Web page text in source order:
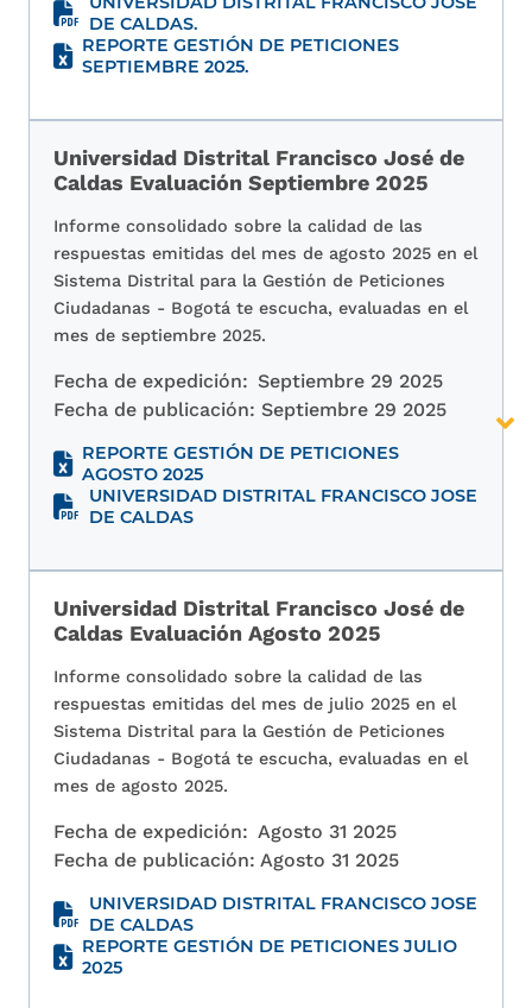
DE CALDAS.
REPORTE GESTIÓN DE PETICIONES
SEPTIEMBRE 2025.
Universidad Distrital Francisco José de
Caldas Evaluación Septiembre 2025
Informe consolidado sobre la calidad de las
respuestas emitidas del mes de agosto 2025 en el
Sistema Distrital para la Gestión de Peticiones
Ciudadanas - Bogotá te escucha, evaluadas en el
mes de septiembre 2025.
Fecha de expedición: Septiembre 29 2025
Fecha de publicación: Septiembre 29 2025
REPORTE GESTIÓN DE PETICIONES
AGOSTO 2025
UNIVERSIDAD DISTRITAL FRANCISCO JOSE
DE CALDAS
Universidad Distrital Francisco José de
Caldas Evaluación Agosto 2025
Informe consolidado sobre la calidad de las
respuestas emitidas del mes de julio 2025 en el
Sistema Distrital para la Gestión de Peticiones
Ciudadanas - Bogotá te escucha, evaluadas en el
mes de agosto 2025.
Fecha de expedición: Agosto 31 2025
Fecha de publicación: Agosto 31 2025
UNIVERSIDAD DISTRITAL FRANCISCO JOSE
DE CALDAS
REPORTE GESTIÓN DE PETICIONES JULIO
2025